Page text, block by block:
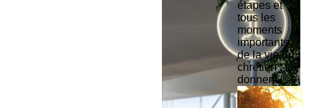
étapes et
tous les
moments
importants
de la vie du
chrétien : ils
donnent [...]